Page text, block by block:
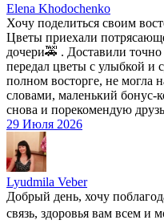
Elena Khodochenko
Хочу поделиться своим
Цветы приехали
дочери🚕 . Доставили
передал цветы с улыбкой и
полном восторге, не могла
словами, маленький бонус-
снова и порекомендую
29 Июля 2026
Lyudmila Veber
Добрый день, хочу
связь, здоровья вам всем и